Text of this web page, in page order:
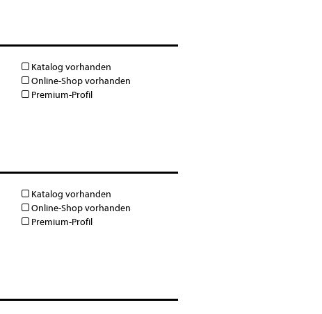
Katalog vorhanden
Online-Shop vorhanden
Premium-Profil
Katalog vorhanden
Online-Shop vorhanden
Premium-Profil